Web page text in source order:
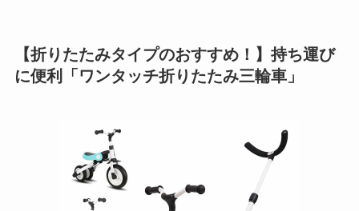
【折りたたみタイプのおすすめ！】持ち運び
に便利「ワンタッチ折りたたみ三輪車」